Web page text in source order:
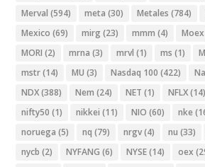
Merval (594) meta (30) Metales (784)
Mexico (69) mirg (23) mmm (4) Moex
MORI (2) mrna (3) mrvl (1) ms (1)
mstr(14) MU (3) Nasdaq 100 (422)
NDX(388) Nem (24) NET (1) NFLX(14)
nifty50 (1) nikkei (11) NIO (60) nke
noruega (5) nq (79) nrgv(4) nu (33)
nycb (2) NYFANG (6) NYSE(14) oex